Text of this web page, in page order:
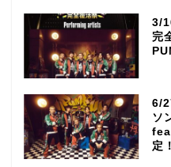
3/
完
6/
ソ
定！